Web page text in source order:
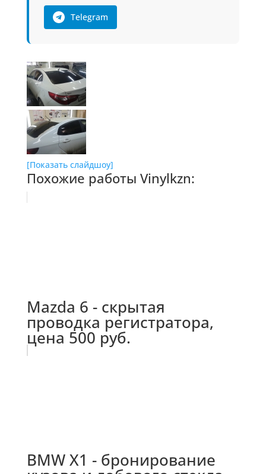
Telegram
[Показать слайдшоу]
Похожие работы Vinylkzn:
Mazda 6 - скрытая
проводка регистратора,
цена 500 руб.
BMW X1 - бронирование